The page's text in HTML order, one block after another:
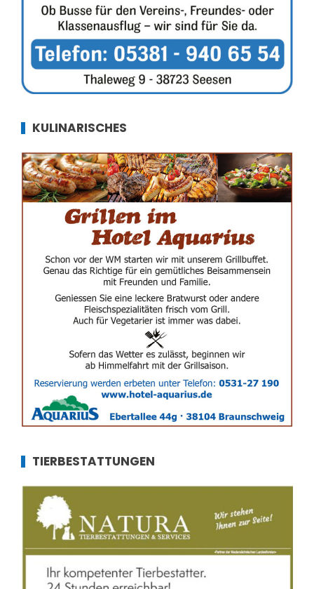
KULINARISCHES
TIERBESTATTUNGEN